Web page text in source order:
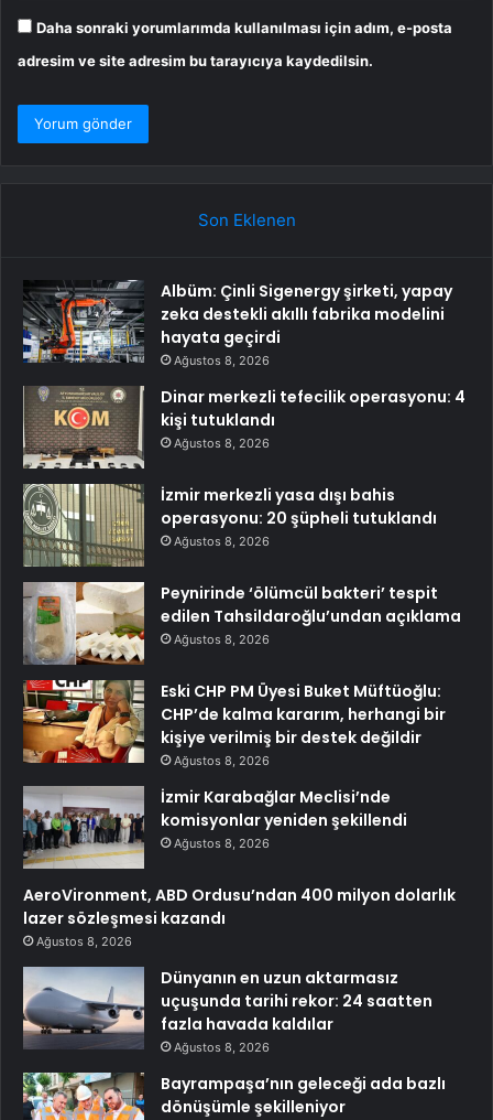
Daha sonraki yorumlarımda kullanılması için adım, e-posta
adresim ve site adresim bu tarayıcıya kaydedilsin.
Son Eklenen
Albüm: Çinli Sigenergy şirketi, yapay
zeka destekli akıllı fabrika modelini
hayata geçirdi
Ağustos 8, 2026
Dinar merkezli tefecilik operasyonu: 4
kişi tutuklandı
Ağustos 8, 2026
İzmir merkezli yasa dışı bahis
operasyonu: 20 şüpheli tutuklandı
Ağustos 8, 2026
Peynirinde ‘ölümcül bakteri’ tespit
edilen Tahsildaroğlu’undan açıklama
Ağustos 8, 2026
Eski CHP PM Üyesi Buket Müftüoğlu:
CHP’de kalma kararım, herhangi bir
kişiye verilmiş bir destek değildir
Ağustos 8, 2026
İzmir Karabağlar Meclisi’nde
komisyonlar yeniden şekillendi
Ağustos 8, 2026
AeroVironment, ABD Ordusu’ndan 400 milyon dolarlık
lazer sözleşmesi kazandı
Ağustos 8, 2026
Dünyanın en uzun aktarmasız
uçuşunda tarihi rekor: 24 saatten
fazla havada kaldılar
Ağustos 8, 2026
Bayrampaşa’nın geleceği ada bazlı
dönüşümle şekilleniyor